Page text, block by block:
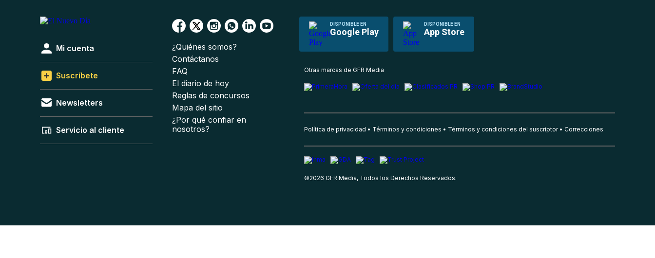
DISPONIBLE EN
Google Play
DISPONIBLE EN
App Store
Mi cuenta
Suscríbete
Newsletters
Servicio al cliente
¿Quiénes somos?
Contáctanos
FAQ
El diario de hoy
Reglas de concursos
Mapa del sitio
¿Por qué confiar en
nosotros?
Otras marcas de GFR Media
Política de privacidad Términos y condiciones Términos y condiciones del suscriptor Correcciones
©2026 GFR Media, Todos los Derechos Reservados.